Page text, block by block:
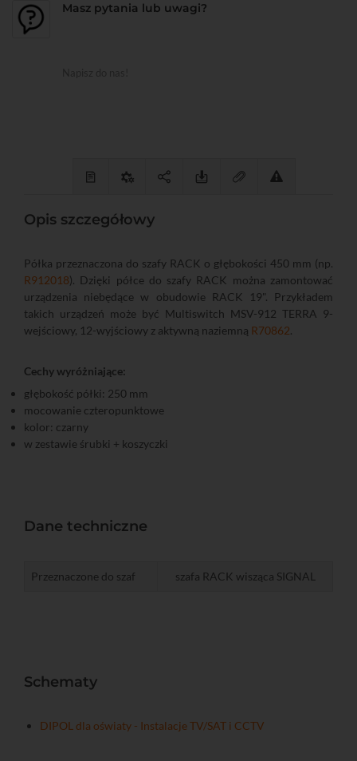
Masz pytania lub uwagi?
Opis szczegółowy
Półka przeznaczona do szafy RACK o głębokości 450 mm (np.
R912018). Dzięki półce do szafy RACK można zamontować
urządzenia niebędące w obudowie RACK 19". Przykładem
takich urządzeń może być Multiswitch MSV-912 TERRA 9-
wejściowy, 12-wyjściowy z aktywną naziemną R70862.
Cechy wyróżniające:
głębokość półki: 250 mm
mocowanie czteropunktowe
kolor: czarny
w zestawie śrubki + koszyczki
Dane techniczne
Przeznaczone do szaf szafa RACK wisząca SIGNAL
Schematy
DIPOL dla oświaty - Instalacje TV/SAT i CCTV